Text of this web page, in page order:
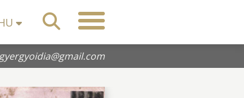
gyergyoidia@gmail.com